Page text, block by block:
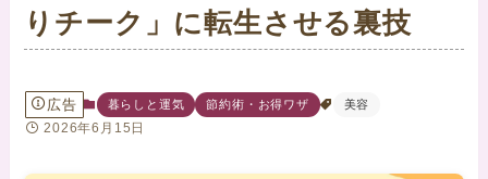
りチーク」に転生させる裏技
広告 暮らしと運気 節約術・お得ワザ 美容
2026年6月15日